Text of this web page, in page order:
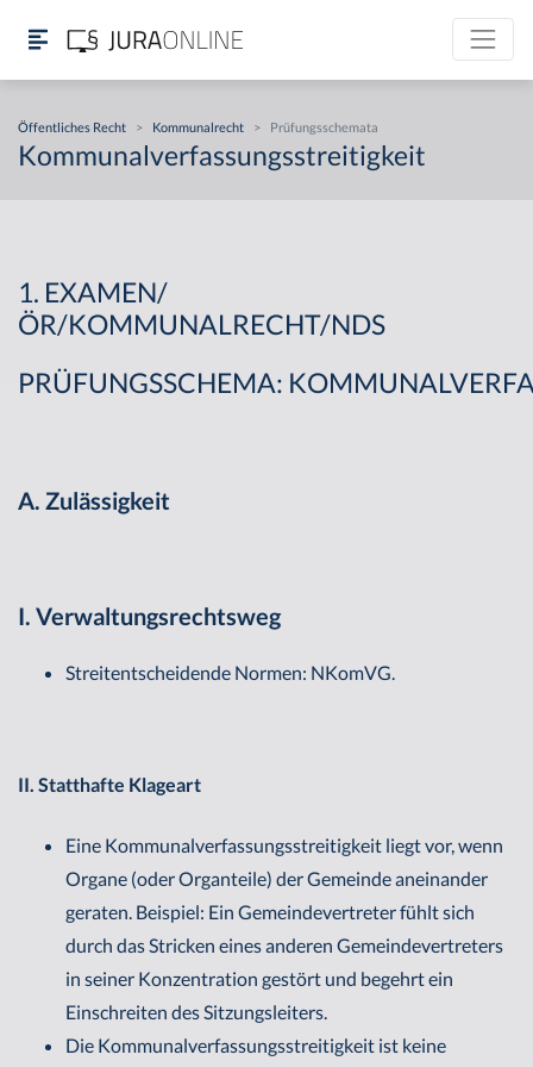
Öffentliches Recht > Kommunalrecht > Prüfungsschemata
Kommunalverfassungsstreitigkeit
1. EXAMEN/
ÖR/KOMMUNALRECHT/NDS
PRÜFUNGSSCHEMA:
A. Zulässigkeit
I. Verwaltungsrechtsweg
Streitentscheidende Normen: NKomVG.
II. Statthafte Klageart
Eine Kommunalverfassungsstreitigkeit liegt vor, wenn
Organe (oder Organteile) der Gemeinde aneinander
geraten. Beispiel: Ein Gemeindevertreter fühlt sich
durch das Stricken eines anderen Gemeindevertreters
in seiner Konzentration gestört und begehrt ein
Einschreiten des Sitzungsleiters.
Die Kommunalverfassungsstreitigkeit ist keine